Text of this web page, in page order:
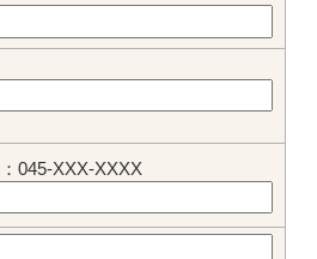
045-XXX-XXXX